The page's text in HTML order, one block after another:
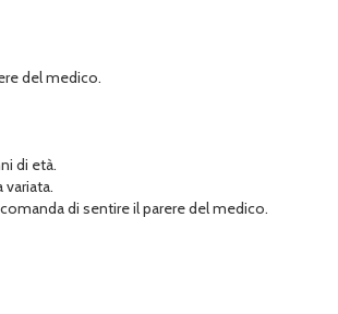
del medico.
di età.
di sentire il parere del medico.